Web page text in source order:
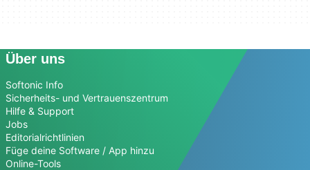
Über uns
Softonic Info
Sicherheits- und Vertrauenszentrum
Hilfe & Support
Jobs
Editorialrichtlinien
Füge deine Software / App hinzu
Online-Tools